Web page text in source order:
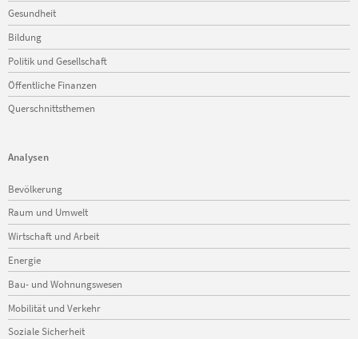
Gesundheit
Bildung
Politik und Gesellschaft
Öffentliche Finanzen
Querschnittsthemen
Analysen
Navigation
überspringen
Bevölkerung
Raum und Umwelt
Wirtschaft und Arbeit
Energie
Bau- und Wohnungswesen
Mobilität und Verkehr
Soziale Sicherheit